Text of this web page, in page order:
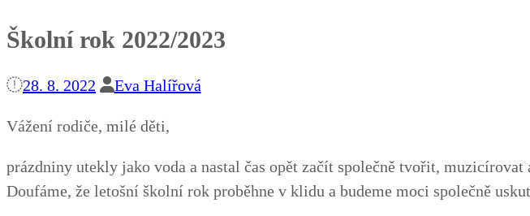
Školní rok 2022/2023
28. 8. 2022 Eva Halířová
Vážení rodiče, milé děti,
prázdniny utekly jako voda a nastal čas opět začít společně tvořit,
Doufáme, že letošní školní rok proběhne v klidu a budeme moci společně